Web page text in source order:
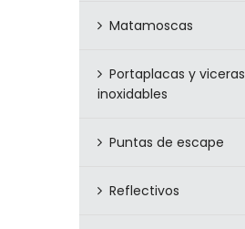
Matamoscas
Portaplacas y viceras
inoxidables
Puntas de escape
Reflectivos